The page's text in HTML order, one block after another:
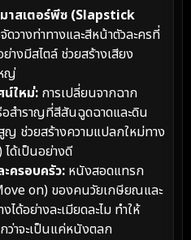
าสเตอร์พีซ (Slapstick
ดวางท่าทางและสีหน้าตัวละครที่
างมีสไตล์ ช่วยสร้างเสียง
ญ่
ใหม่: การเปลี่ยนจากฉาก
สำราญที่สีสันฉูดฉาดและดิน
ช่วยสร้างความแปลกใหม่ทาง
ด้เป็นอย่างดี
ครอบครัว: หนังสอดแทรก
on) ของคนวัยเกษียณและ
ด้อย่างละเมียดละไม ทำให้
ว่าจะเป็นแค่หนังตลก